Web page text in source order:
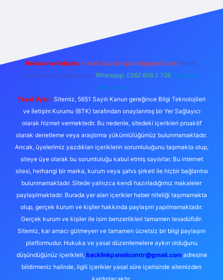
Reklam ve İletişim: E-mail: backlinkpaneli@gmail.com Teams:
forumhizmeti@gmail.com Whatsapp: 0262 606 0 726 Telegram:
@karabul
Yasal Uyarı: Sitemiz, 5651 Sayılı Kanun gereğince Bilgi Teknolojileri
ve İletişim Kurumu (BTK) tarafından onaylanmış bir Yer Sağlayıcı
olarak hizmet vermektedir. Bu nedenle, sitedeki içerikleri proaktif
olarak denetleme veya araştırma yükümlülüğümüz bulunmamaktadır.
Ancak, üyelerimiz yazdıkları içeriklerin sorumluluğunu taşımakta olup,
siteye üye olarak bu sorumluluğu kabul etmiş sayılırlar. Bu internet
sitesi, herhangi bir marka, kurum veya şahıs şirketi ile hiçbir bağlantısı
bulunmamaktadır. Sitede yalnızca kendi hazırladığımız makaleler
paylaşılmaktadır. Burada yer alan içerikler haber niteliği taşımamakta
olup, gerçek kurum ve kişiler hakkında paylaşım yapılmamaktadır.
Gerçek kurum ve kişiler ile isim benzerlikleri tamamen tesadüfidir.
Sitemiz, kar amacı gütmeyen ve tamamen ücretsiz bir bilgi paylaşım
platformudur. Hukuka ve yasal düzenlemelere aykırı olduğunu
düşündüğünüz içerikleri, backlinkpanelicomtr@gmail.comadresine
bildirmeniz halinde, ilgili içerikler yasal süre içerisinde sitemizden